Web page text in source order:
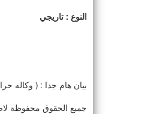
النوع : تاريجي
بيان هام جدا : ( وكاله
جميع الحقوق محفوظة